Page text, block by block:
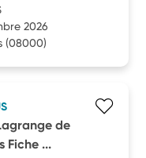
2026
(08000)
de
Fiche ...